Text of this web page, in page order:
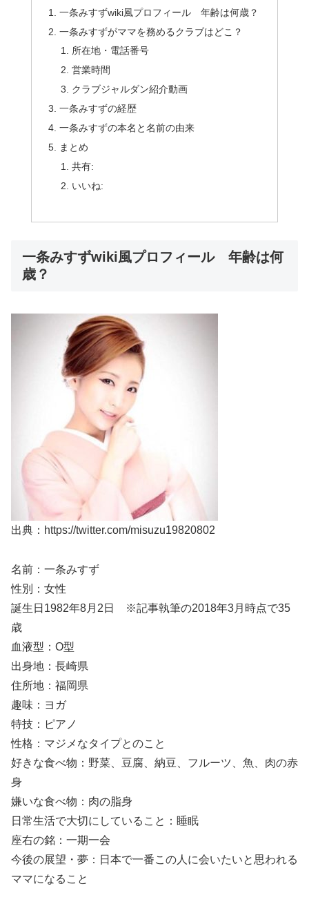
一条みすずwiki風プロフィール 年齢は何歳？
一条みすずがママを務めるクラブはどこ？
所在地・電話番号
営業時間
クラブジャルダン紹介動画
一条みすずの経歴
一条みすずの本名と名前の由来
まとめ
共有:
いいね:
一条みすずwiki風プロフィール 年齢は何
歳？
出典：https://twitter.com/misuzu19820802
名前：一条みすず
性別：女性
誕生日1982年8月2日 ※記事執筆の2018年3月時点で35
歳
血液型：O型
出身地：長崎県
住所地：福岡県
趣味：ヨガ
特技：ピアノ
性格：マジメなタイプとのこと
好きな食べ物：野菜、豆腐、納豆、フルーツ、魚、肉の赤
身
嫌いな食べ物：肉の脂身
日常生活で大切にしていること：睡眠
座右の銘：一期一会
今後の展望・夢：日本で一番この人に会いたいと思われる
ママになること